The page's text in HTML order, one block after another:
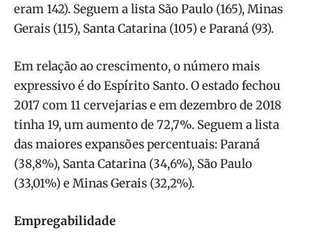
eram 142). Seguem a lista São Paulo (165), Minas
Gerais (115), Santa Catarina (105) e Paraná (93).
Em relação ao crescimento, o número mais
expressivo é do Espírito Santo. O estado fechou
2017 com 11 cervejarias e em dezembro de 2018
tinha 19, um aumento de 72,7%. Seguem a lista
das maiores expansões percentuais: Paraná
(38,8%), Santa Catarina (34,6%), São Paulo
(33,01%) e Minas Gerais (32,2%).
Empregabilidade